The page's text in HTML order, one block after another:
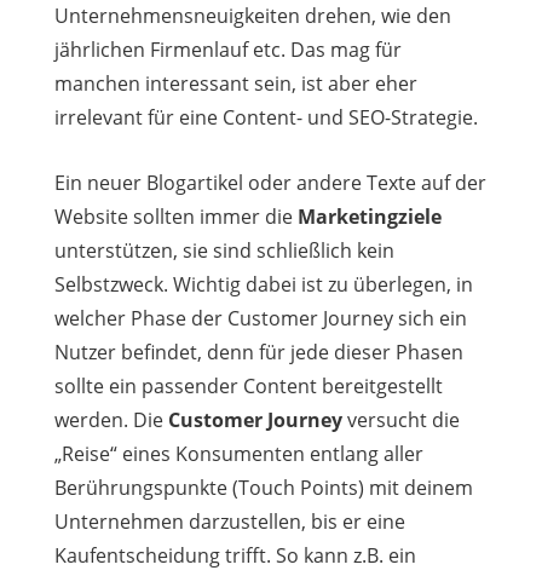
Unternehmensneuigkeiten drehen, wie den
jährlichen Firmenlauf etc. Das mag für
manchen interessant sein, ist aber eher
irrelevant für eine Content- und SEO-Strategie.
Ein neuer Blogartikel oder andere Texte auf der
Website sollten immer die Marketingziele
unterstützen, sie sind schließlich kein
Selbstzweck. Wichtig dabei ist zu überlegen, in
welcher Phase der Customer Journey sich ein
Nutzer befindet, denn für jede dieser Phasen
sollte ein passender Content bereitgestellt
werden. Die Customer Journeyversucht die
„Reise“ eines Konsumenten entlang aller
Berührungspunkte (Touch Points) mit deinem
Unternehmen darzustellen, bis er eine
Kaufentscheidung trifft. So kann z.B. ein